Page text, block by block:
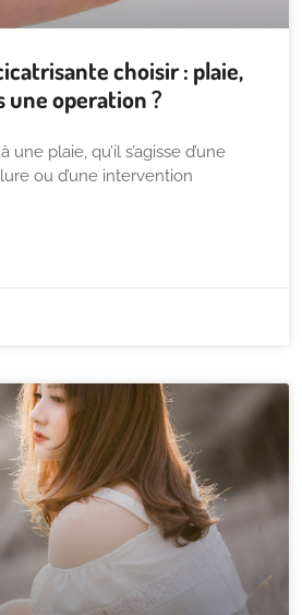
choisir : plaie,
une operation ?
une plaie, qu’il s’agisse d’une
ou d’une intervention